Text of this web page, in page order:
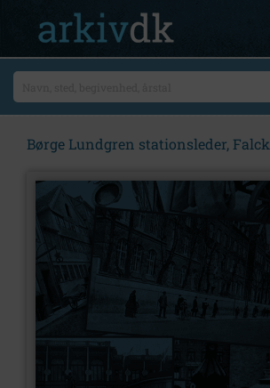
Børge Lundgren stationsleder, Falck